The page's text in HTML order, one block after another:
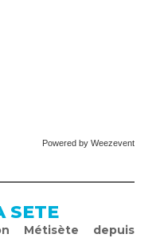
Powered by Weezevent
SETE
Métisète depuis